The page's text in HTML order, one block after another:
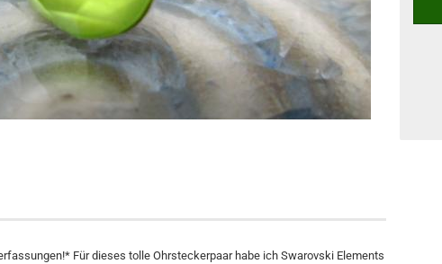
Für dieses tolle Ohrsteckerpaar habe ich Swarovski Elements